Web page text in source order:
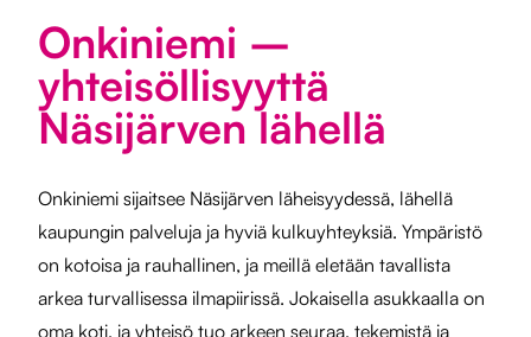
Onkiniemi –
yhteisöllisyyttä
Näsijärven lähellä
Onkiniemi sijaitsee Näsijärven läheisyydessä, lähellä
kaupungin palveluja ja hyviä kulkuyhteyksiä. Ympäristö
on kotoisa ja rauhallinen, ja meillä eletään tavallista
arkea turvallisessa ilmapiirissä. Jokaisella asukkaalla on
oma koti, ja yhteisö tuo arkeen seuraa, tekemistä ja